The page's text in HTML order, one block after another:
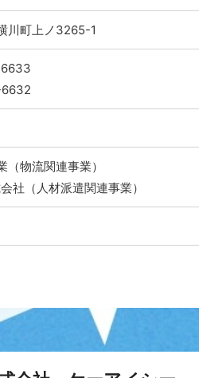
川町上ノ3265-1
物流関連事業）
社（人材派遣関連事業）